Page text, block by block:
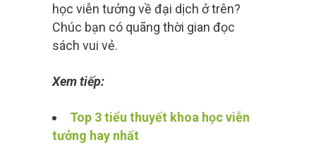
học viễn tưởng về đại dịch ở trên?
Chúc bạn có quãng thời gian đọc
sách vui vẻ.
Xem tiếp:
Top 3 tiểu thuyết khoa học viễn
tưởng hay nhất